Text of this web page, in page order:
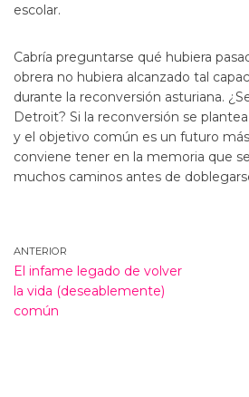
escolar.
Cabría preguntarse qué hubiera
obrera no hubiera alcanzado tal
durante la reconversión asturiana.
Detroit? Si la reconversión se
y el objetivo común es un futuro
conviene tener en la memoria que
muchos caminos antes de
ANTERIOR
El infame legado de volver
la vida (deseablemente)
común